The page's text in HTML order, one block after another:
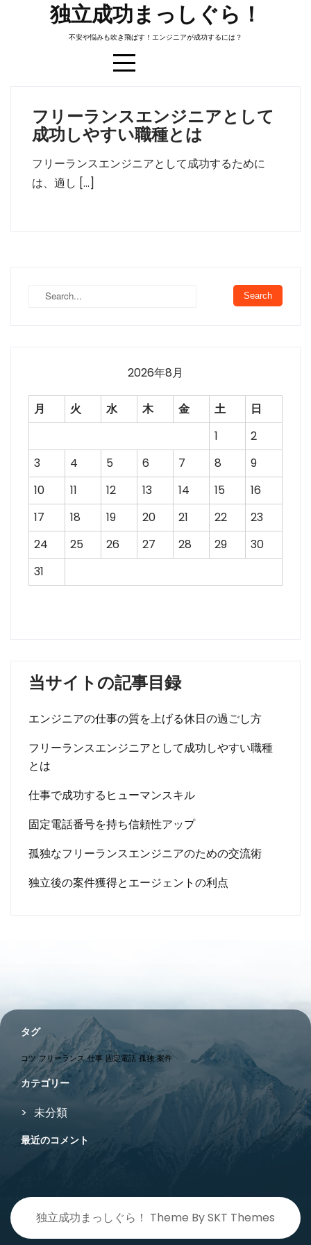
独立成功まっしぐら！
不安や悩みも吹き飛ばす！エンジニアが成功するには？
タグ: フリーランス
フリーランスエンジニアとして
成功しやすい職種とは
フリーランスエンジニアとして成功するために
は、適し […]
2026年8月
月 火 水 木 金 土
日
1
2
3
4 5 6 7 8
9
10
11 12 13 14 15
16
17
18 19 20 21 22
23
24
25 26 27 28 29
30
31
当サイトの記事目録
エンジニアの仕事の質を上げる休日の過ごし方
フリーランスエンジニアとして成功しやすい職種
とは
仕事で成功するヒューマンスキル
固定電話番号を持ち信頼性アップ
孤独なフリーランスエンジニアのための交流術
独立後の案件獲得とエージェントの利点
タグ
コツ フリーランス 仕事 固定電話 孤独 案件
カテゴリー
未分類
最近のコメント
独立成功まっしぐら！ Theme By SKT Themes